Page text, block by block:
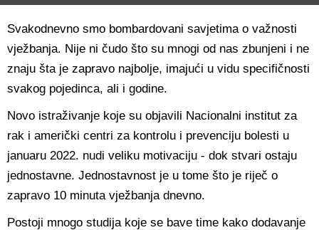
Svakodnevno smo bombardovani savjetima o važnosti
vježbanja. Nije ni čudo što su mnogi od nas zbunjeni i ne
znaju šta je zapravo najbolje, imajući u vidu specifičnosti
svakog pojedinca, ali i godine.
Novo istraživanje koje su objavili Nacionalni institut za
rak i američki centri za kontrolu i prevenciju bolesti u
januaru 2022. nudi veliku motivaciju - dok stvari ostaju
jednostavne. Jednostavnost je u tome što je riječ o
zapravo 10 minuta vježbanja dnevno.
Postoji mnogo studija koje se bave time kako dodavanje